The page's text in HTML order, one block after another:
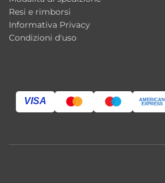
Resi e rimborsi
Informativa Privacy
Condizioni d'uso
VISA AMERICAN
EXPRESS